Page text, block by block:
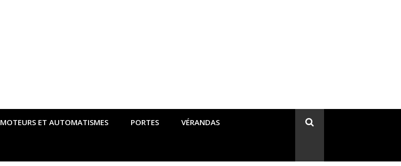
MOTEURS ET AUTOMATISMES PORTES VÉRANDAS